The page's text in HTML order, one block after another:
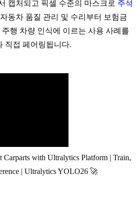
캡처되고 픽셀 수준의 마스크로 주석
동차 품질 관리 및 수리부터 보험금
행 차량 인식에 이르는 사용 사례를
직접 페어링됩니다.
Carparts with Ultralytics Platform | Train,
| Ultralytics YOLO26 🚀